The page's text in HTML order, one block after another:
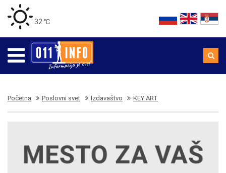
32 ℃
Početna Poslovni svet Izdavaštvo KEY ART